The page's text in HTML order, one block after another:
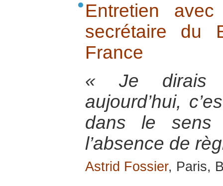
Entretien
secrétaire du
France
« Je dirais
aujourd’hui,
dans le sens
l’absence de
Astrid Fossier, Paris,